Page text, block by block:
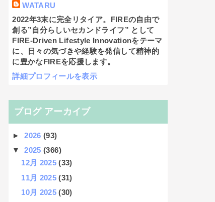
WATARU
2022年3末に完全リタイア。FIREの自由で
創る”自分らしいセカンドライフ” として
FIRE-Driven Lifestyle Innovationをテーマ
に、日々の気づきや経験を発信して精神的
に豊かなFIREを応援します。
詳細プロフィールを表示
ブログ アーカイブ
►2026(93)
▼2025(366)
12月 2025(33)
11月 2025(31)
10月 2025(30)